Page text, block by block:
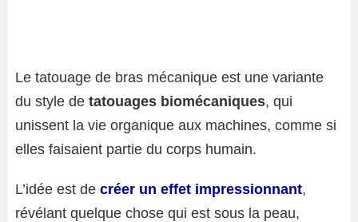
Le tatouage de bras mécanique est une variante
du style de tatouages ​​biomécaniques, qui
unissent la vie organique aux machines, comme si
elles faisaient partie du corps humain.
L’idée est de créer un effet impressionnant,
révélant quelque chose qui est sous la peau,